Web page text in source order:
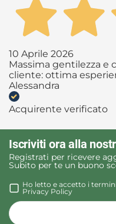
10 Aprile 2026
Massima gentilezza e
cliente: ottima
Alessandra
Acquirente verificato
Iscriviti ora alla
Registrati per ricevere
Subito per te un buono
Ho letto e accetto i
Privacy Policy